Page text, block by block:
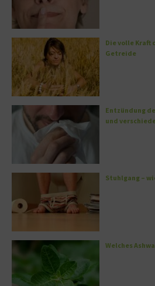
Die volle Kraft
Getreide
Entzündung
und
Stuhlgang –
Welches